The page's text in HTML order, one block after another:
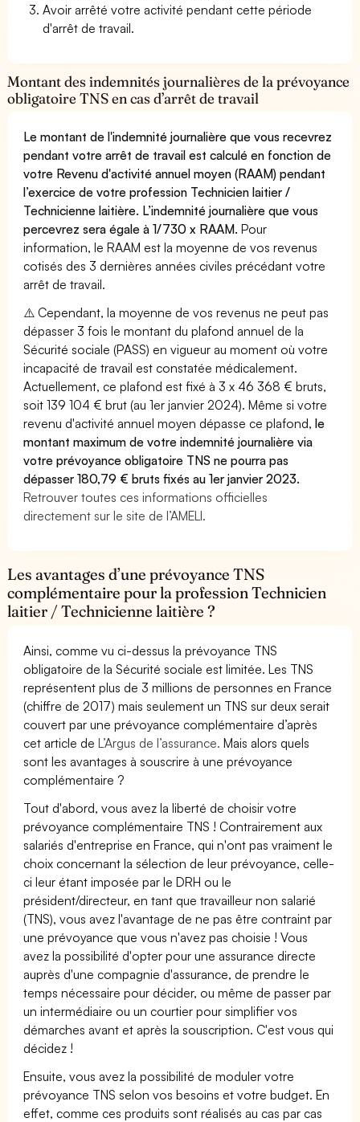
Avoir arrêté votre activité pendant cette période
d'arrêt de travail.
Montant des indemnités journalières de la prévoyance
obligatoire TNS en cas d’arrêt de travail
Le montant de l'indemnité journalière que vous recevrez
pendant votre arrêt de travail est calculé en fonction de
votre Revenu d'activité annuel moyen (RAAM) pendant
l’exercice de votre profession Technicien laitier /
Technicienne laitière. L’indemnité journalière que vous
percevrez sera égale à 1/730 x RAAM. Pour
information, le RAAM est la moyenne de vos revenus
cotisés des 3 dernières années civiles précédant votre
arrêt de travail.
⚠️ Cependant, la moyenne de vos revenus ne peut pas
dépasser 3 fois le montant du plafond annuel de la
Sécurité sociale (PASS) en vigueur au moment où votre
incapacité de travail est constatée médicalement.
Actuellement, ce plafond est fixé à 3 x 46 368 € bruts,
soit 139 104 € brut (au 1er janvier 2024). Même si votre
revenu d'activité annuel moyen dépasse ce plafond,le
montant maximum de votre indemnité journalière via
votre prévoyance obligatoire TNS ne pourra pas
dépasser 180,79 € bruts fixés au 1er janvier 2023.
Retrouver toutes ces informations officielles
directement sur le site de l’AMELI.
Les avantages d’une prévoyance TNS
complémentaire pour la profession Technicien
laitier / Technicienne laitière ?
Ainsi, comme vu ci-dessus la prévoyance TNS
obligatoire de la Sécurité sociale est limitée. Les TNS
représentent plus de 3 millions de personnes en France
(chiffre de 2017) mais seulement un TNS sur deux serait
couvert par une prévoyance complémentaire d’après
cet article deL’Argus de l’assurance. Mais alors quels
sont les avantages à souscrire à une prévoyance
complémentaire ?
Tout d'abord, vous avez la liberté de choisir votre
prévoyance complémentaire TNS ! Contrairement aux
salariés d'entreprise en France, qui n'ont pas vraiment le
choix concernant la sélection de leur prévoyance, celle-
ci leur étant imposée par le DRH ou le
président/directeur, en tant que travailleur non salarié
(TNS), vous avez l'avantage de ne pas être contraint par
une prévoyance que vous n'avez pas choisie ! Vous
avez la possibilité d'opter pour une assurance directe
auprès d'une compagnie d'assurance, de prendre le
temps nécessaire pour décider, ou même de passer par
un intermédiaire ou un courtier pour simplifier vos
démarches avant et après la souscription. C'est vous qui
décidez !
Ensuite, vous avez la possibilité de moduler votre
prévoyance TNS selon vos besoins et votre budget. En
effet, comme ces produits sont réalisés au cas par cas